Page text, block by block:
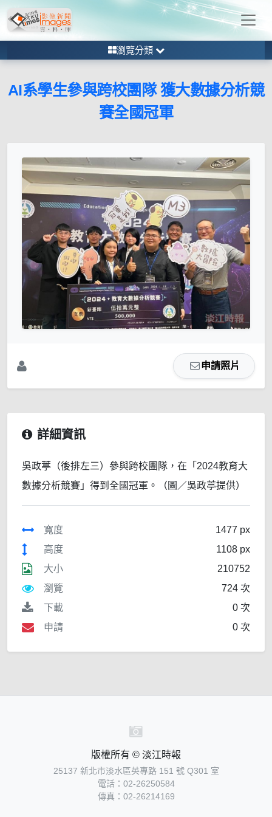
瀏覽分類
AI系學生參與跨校團隊 獲大數據分析競
賽全國冠軍
申請照片
詳細資訊
吳政葶（後排左三）參與跨校團隊，在「2024教育大
數據分析競賽」得到全國冠軍。（圖／吳政葶提供）
寬度
1477 px
高度
1108 px
大小
210752
瀏覽
724 次
下載
0 次
申請
0 次
版權所有 © 淡江時報
25137 新北市淡水區英專路 151 號 Q301 室
電話：02-26250584
傳真：02-26214169